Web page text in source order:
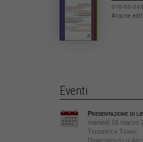
978-88-
Aracne
Eventi
Presentazione di
martedì 16 marzo
Telematica Teams
Dipartimento di